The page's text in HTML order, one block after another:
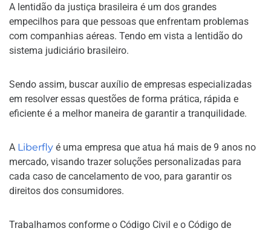
A lentidão da justiça brasileira é um dos grandes
empecilhos para que pessoas que enfrentam problemas
com companhias aéreas. Tendo em vista a lentidão do
sistema judiciário brasileiro.
Sendo assim, buscar auxílio de empresas especializadas
em resolver essas questões de forma prática, rápida e
eficiente é a melhor maneira de garantir a tranquilidade.
A Liberfly é uma empresa que atua há mais de 9 anos no
mercado, visando trazer soluções personalizadas para
cada caso de cancelamento de voo, para garantir os
direitos dos consumidores.
Trabalhamos conforme o Código Civil e o Código de